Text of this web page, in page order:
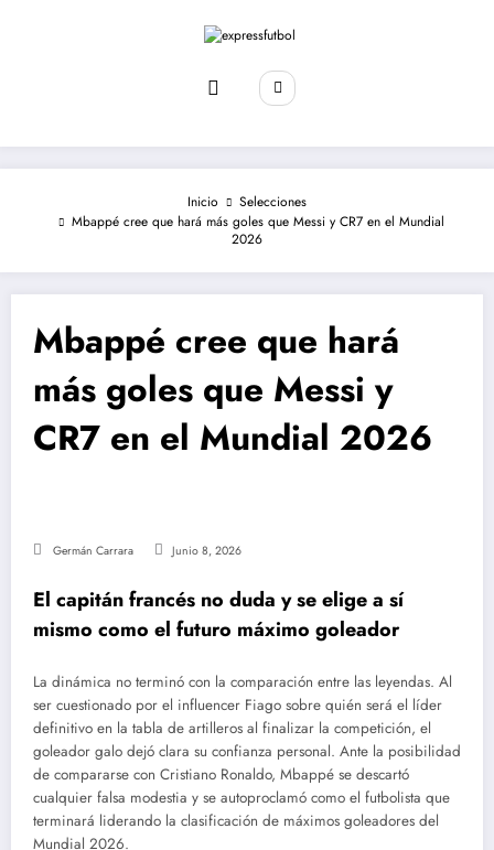
Inicio
Selecciones
Mbappé cree que hará más goles que Messi y CR7 en el Mundial
2026
Mbappé cree que hará
más goles que Messi y
CR7 en el Mundial 2026
Germán Carrara Junio 8, 2026
El capitán francés no duda y se elige a sí
mismo como el futuro máximo goleador
La dinámica no terminó con la comparación entre las leyendas. Al
ser cuestionado por el influencer Fiago sobre quién será el líder
definitivo en la tabla de artilleros al finalizar la competición, el
goleador galo dejó clara su confianza personal. Ante la posibilidad
de compararse con Cristiano Ronaldo, Mbappé se descartó
cualquier falsa modestia y se autoproclamó como el futbolista que
terminará liderando la clasificación de máximos goleadores del
Mundial 2026.